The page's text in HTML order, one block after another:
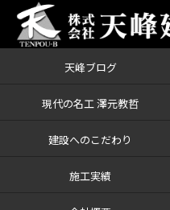
天峰ブログ
現代の名工 澤元教哲
建設へのこだわり
施工実績
ブログ 干支と方位